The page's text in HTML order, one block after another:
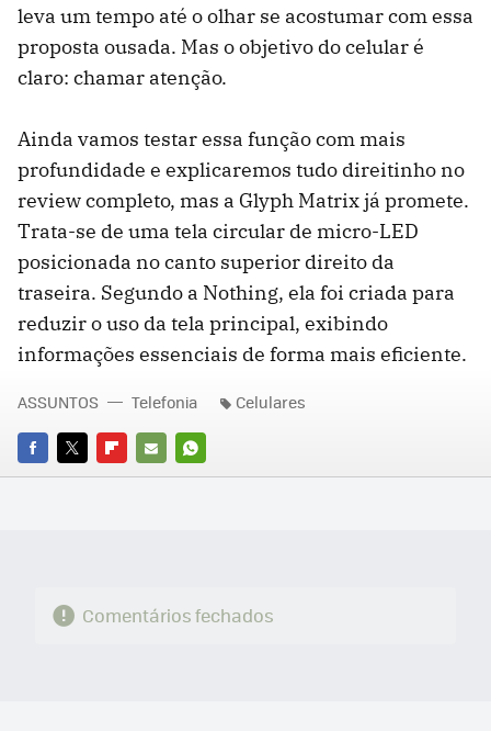
leva um tempo até o olhar se acostumar com essa
proposta ousada. Mas o objetivo do celular é
claro: chamar atenção.
Ainda vamos testar essa função com mais
profundidade e explicaremos tudo direitinho no
review completo, mas a Glyph Matrix já promete.
Trata-se de uma tela circular de micro-LED
posicionada no canto superior direito da
traseira. Segundo a Nothing, ela foi criada para
reduzir o uso da tela principal, exibindo
informações essenciais de forma mais eficiente.
FACEBOOK
TWITTERFLIPBOARD
E-
WHATSAPP
ASSUNTOS Telefonia Celulares
Comentários fechados